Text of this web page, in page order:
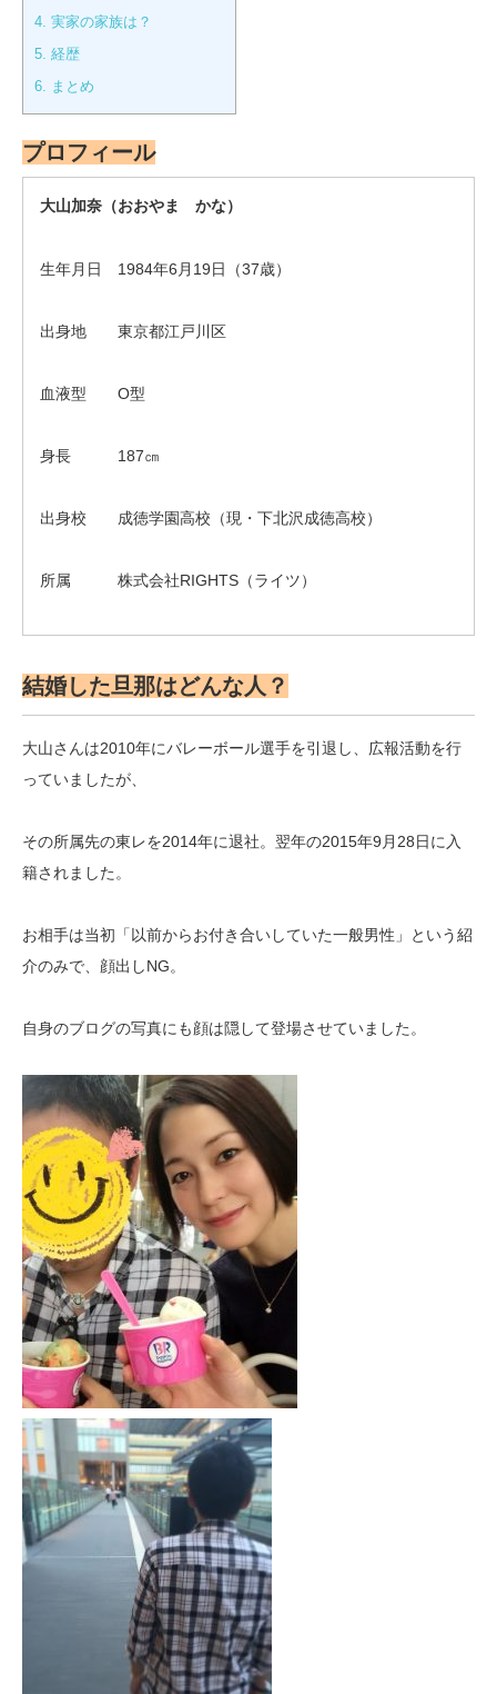
4. 実家の家族は？
5. 経歴
6. まとめ
プロフィール
大山加奈（おおやま かな）
生年月日 1984年6月19日（37歳）
出身地 東京都江戸川区
血液型 O型
身長 187㎝
出身校 成徳学園高校（現・下北沢成徳高校）
所属 株式会社RIGHTS（ライツ）
結婚した旦那はどんな人？
大山さんは2010年にバレーボール選手を引退し、広報活動を行
っていましたが、
その所属先の東レを2014年に退社。翌年の2015年9月28日に入
籍されました。
お相手は当初「以前からお付き合いしていた一般男性」という紹
介のみで、顔出しNG。
自身のブログの写真にも顔は隠して登場させていました。